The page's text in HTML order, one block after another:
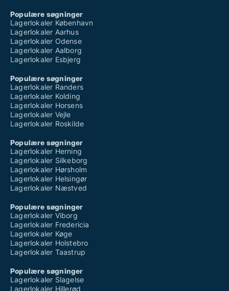
Populære søgninger
Lagerlokaler København
Lagerlokaler Aarhus
Lagerlokaler Odense
Lagerlokaler Aalborg
Lagerlokaler Esbjerg
Populære søgninger
Lagerlokaler Randers
Lagerlokaler Kolding
Lagerlokaler Horsens
Lagerlokaler Vejle
Lagerlokaler Roskilde
Populære søgninger
Lagerlokaler Herning
Lagerlokaler Silkeborg
Lagerlokaler Hørsholm
Lagerlokaler Helsingør
Lagerlokaler Næstved
Populære søgninger
Lagerlokaler Viborg
Lagerlokaler Fredericia
Lagerlokaler Køge
Lagerlokaler Holstebro
Lagerlokaler Taastrup
Populære søgninger
Lagerlokaler Slagelse
Lagerlokaler Hillerød